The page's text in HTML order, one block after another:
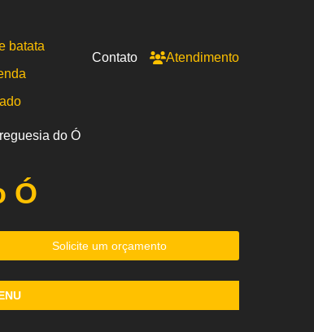
batata
Contato Atendimento
do Ó
Ó
Solicite um orçamento